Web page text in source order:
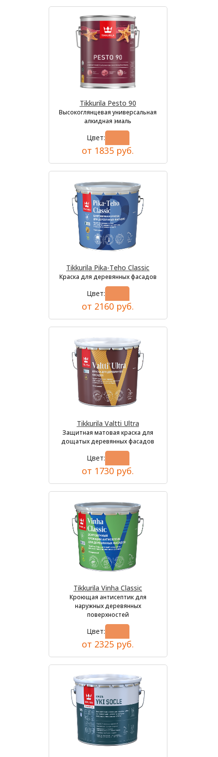
Tikkurila Pesto 90
Высокоглянцевая универсальная
алкидная эмаль
Цвет:
от 1835 руб.
Tikkurila Pika-Teho Classic
Краска для деревянных фасадов
Цвет:
от 2160 руб.
Tikkurila Valtti Ultra
Защитная матовая краска для
дощатых деревянных фасадов
Цвет:
от 1730 руб.
Tikkurila Vinha Classic
Кроющая антисептик для
наружных деревянных
поверхностей
Цвет:
от 2325 руб.